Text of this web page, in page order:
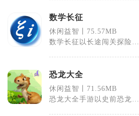
数学长征
休闲益智丨75.57MB
数学长征以长途闯关探险为
恐龙大全
休闲益智丨71.56MB
恐龙大全手游以史前恐龙世